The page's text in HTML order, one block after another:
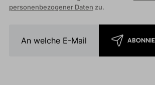
personenbezogener Daten zu.